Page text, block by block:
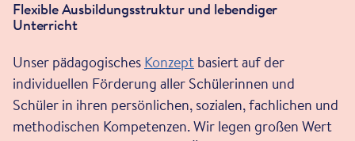
Flexible Ausbildungsstruktur und lebendiger
Unterricht
Unser pädagogischesKonzeptbasiert auf der
individuellen Förderung aller Schülerinnen und
Schüler in ihren persönlichen, sozialen, fachlichen und
methodischen Kompetenzen. Wir legen großen Wert